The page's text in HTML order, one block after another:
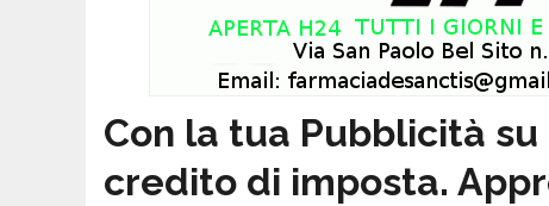
Con la tua Pubblicità
credito di imposta.